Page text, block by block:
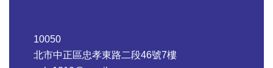
10050
北市中正區忠孝東路二段46號7樓